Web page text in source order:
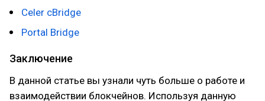
Celer cBridge
Portal Bridge
Заключение
В данной статье вы узнали чуть больше о работе и
взаимодействии блокчейнов. Используя данную